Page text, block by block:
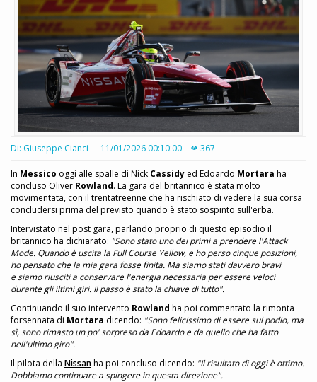
Di: Giuseppe Cianci 11/01/2026 00:10:00 367
In Messico oggi alle spalle di Nick Cassidy ed Edoardo Mortara ha
concluso Oliver Rowland. La gara del britannico è stata molto
movimentata, con il trentatreenne che ha rischiato di vedere la sua corsa
concludersi prima del previsto quando è stato sospinto sull'erba.
Intervistato nel post gara, parlando proprio di questo episodio il
britannico ha dichiarato: "Sono stato uno dei primi a prendere l'Attack
Mode. Quando è uscita la Full Course Yellow, e ho perso cinque posizioni,
ho pensato che la mia gara fosse finita. Ma siamo stati davvero bravi
e siamo riusciti a conservare l'energia necessaria per essere veloci
durante gli iltimi giri. Il passo è stato la chiave di tutto".
Continuando il suo intervento Rowland ha poi commentato la rimonta
forsennata di Mortara dicendo: "Sono felicissimo di essere sul podio, ma
sì, sono rimasto un po' sorpreso da Edoardo e da quello che ha fatto
nell'ultimo giro".
Il pilota della Nissanha poi concluso dicendo: "Il risultato di oggi è ottimo.
Dobbiamo continuare a spingere in questa direzione".